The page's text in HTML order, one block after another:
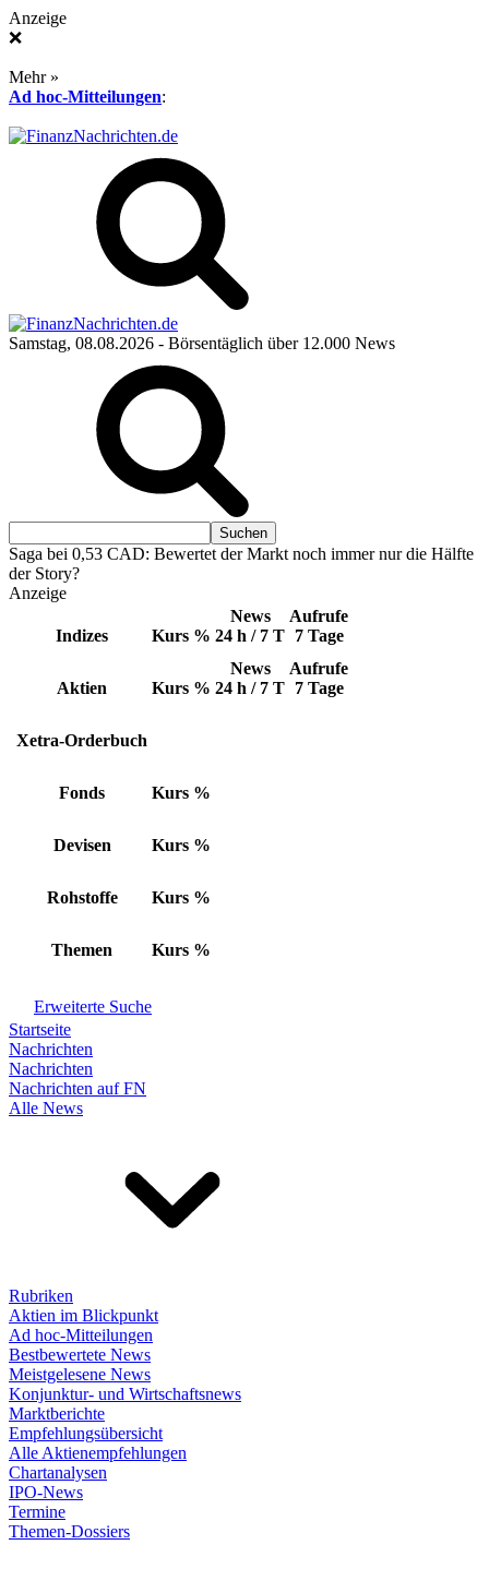
Anzeige
❌
Mehr »
Ad hoc-Mitteilungen:
Samstag, 08.08.2026 - Börsentäglich über 12.000 News
Saga bei 0,53 CAD: Bewertet der Markt noch immer nur die Hälfte
der Story?
Anzeige
Indizes Kurs %
News
24 h / 7 T
Aufrufe
7 Tage
Aktien Kurs %
News
24 h / 7 T
Aufrufe
7 Tage
Xetra-Orderbuch
Fonds Kurs %
Devisen Kurs %
Rohstoffe Kurs %
Themen Kurs %
Erweiterte Suche
Startseite
Nachrichten
Nachrichten
Nachrichten auf FN
Alle News
Rubriken
Aktien im Blickpunkt
Ad hoc-Mitteilungen
Bestbewertete News
Meistgelesene News
Konjunktur- und Wirtschaftsnews
Marktberichte
Empfehlungsübersicht
Alle Aktienempfehlungen
Chartanalysen
IPO-News
Termine
Themen-Dossiers